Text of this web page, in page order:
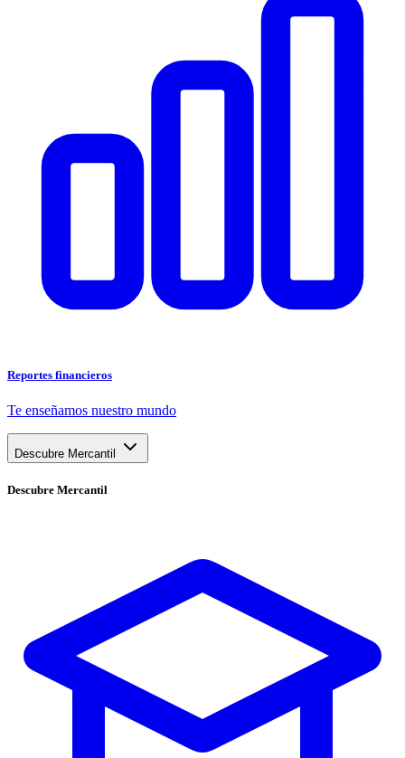
Reportes financieros
Te enseñamos nuestro mundo
Descubre Mercantil
Descubre Mercantil